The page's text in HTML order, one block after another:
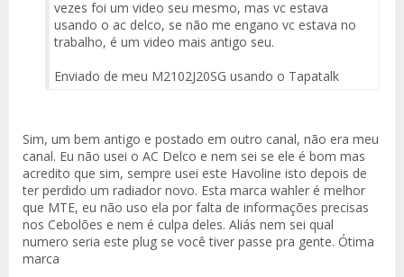
vezes foi um video seu mesmo, mas vc estava
usando o ac delco, se não me engano vc estava no
trabalho, é um video mais antigo seu.
Enviado de meu M2102J20SG usando o Tapatalk
Sim, um bem antigo e postado em outro canal, não era meu
canal. Eu não usei o AC Delco e nem sei se ele é bom mas
acredito que sim, sempre usei este Havoline isto depois de
ter perdido um radiador novo. Esta marca wahler é melhor
que MTE, eu não uso ela por falta de informações precisas
nos Cebolões e nem é culpa deles. Aliás nem sei qual
numero seria este plug se você tiver passe pra gente. Ótima
marca